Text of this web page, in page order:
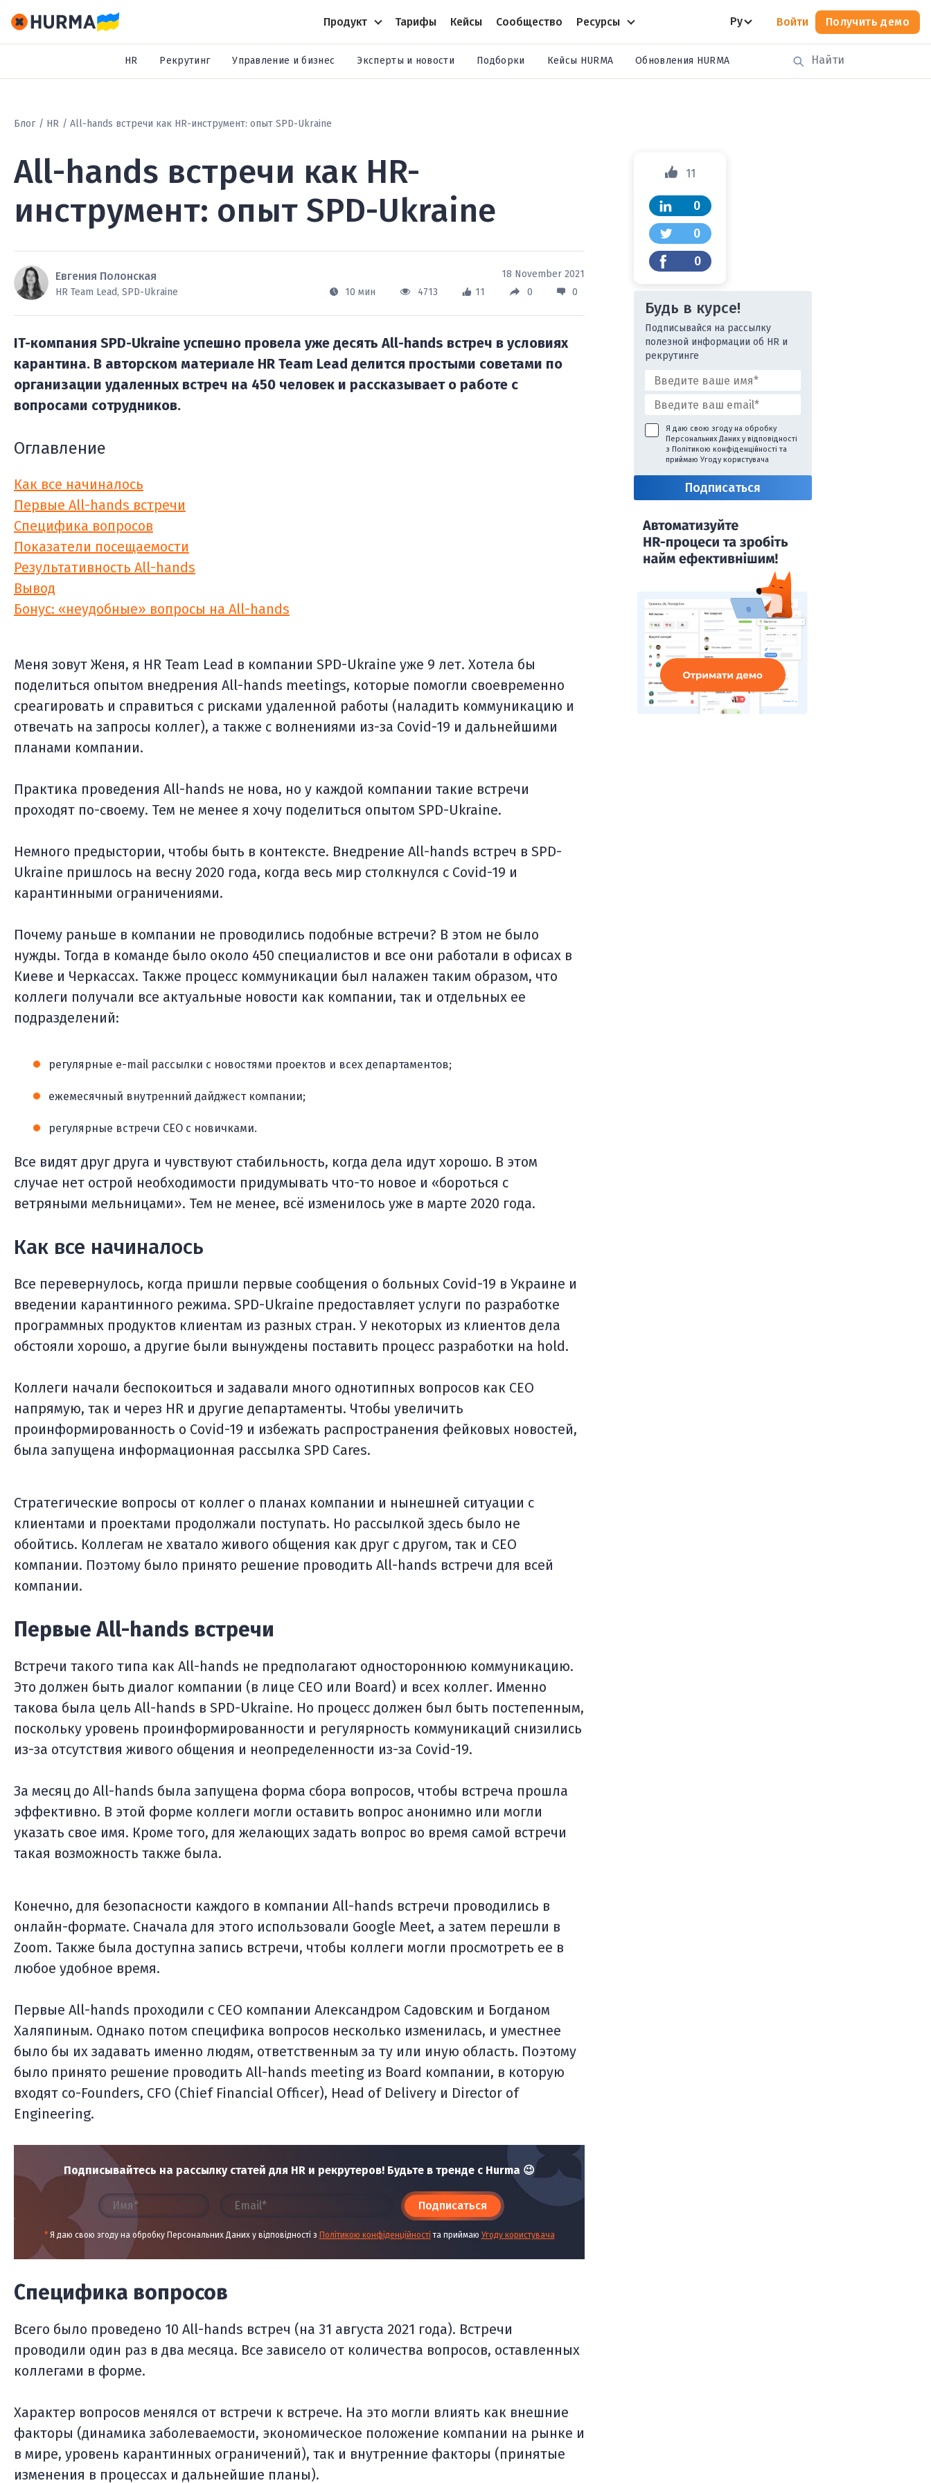
Продукт Тарифы Кейсы Сообщество Ресурсы Ру Войти Получить демо
HR Рекрутинг Управление и бизнес Эксперты и новости Подборки Кейсы HURMA Обновления HURMA
Блог HR All-hands встречи как HR-инструмент: опыт SPD-Ukraine
All-hands встречи как HR-
инструмент: опыт SPD-Ukraine
Евгения Полонская
HR Team Lead, SPD-Ukraine
18 November 2021
10 мин
4713 11 0 0
IT-компания SPD-Ukraine успешно провела уже десять All-hands встреч в условиях
карантина. В авторском материале HR Team Lead делится простыми советами по
организации удаленных встреч на 450 человек и рассказывает о работе с
вопросами сотрудников.
Оглавление
Как все начиналось
Первые All-hands встречи
Специфика вопросов
Показатели посещаемости
Результативность All-hands
Вывод
Бонус: «неудобные» вопросы на All-hands
Меня зовут Женя, я HR Team Lead в компании SPD-Ukraine уже 9 лет. Хотела бы
поделиться опытом внедрения All-hands meetings, которые помогли своевременно
среагировать и справиться с рисками удаленной работы (наладить коммуникацию и
отвечать на запросы коллег), а также с волнениями из-за Covid-19 и дальнейшими
планами компании.
Практика проведения All-hands не нова, но у каждой компании такие встречи
проходят по-своему. Тем не менее я хочу поделиться опытом SPD-Ukraine.
Немного предыстории, чтобы быть в контексте. Внедрение All-hands встреч в SPD-
Ukraine пришлось на весну 2020 года, когда весь мир столкнулся с Covid-19 и
карантинными ограничениями.
Почему раньше в компании не проводились подобные встречи? В этом не было
нужды. Тогда в команде было около 450 специалистов и все они работали в офисах в
Киеве и Черкассах. Также процесс коммуникации был налажен таким образом, что
коллеги получали все актуальные новости как компании, так и отдельных ее
подразделений:
регулярные e-mail рассылки с новостями проектов и всех департаментов;
ежемесячный внутренний дайджест компании;
регулярные встречи CEO с новичками.
Все видят друг друга и чувствуют стабильность, когда дела идут хорошо. В этом
случае нет острой необходимости придумывать что-то новое и «бороться с
ветряными мельницами». Тем не менее, всё изменилось уже в марте 2020 года.
Как все начиналось
Все перевернулось, когда пришли первые сообщения о больных Covid-19 в Украине и
введении карантинного режима. SPD-Ukraine предоставляет услуги по разработке
программных продуктов клиентам из разных стран. У некоторых из клиентов дела
обстояли хорошо, а другие были вынуждены поставить процесс разработки на hold.
Коллеги начали беспокоиться и задавали много однотипных вопросов как CEO
напрямую, так и через HR и другие департаменты. Чтобы увеличить
проинформированность о Covid-19 и избежать распространения фейковых новостей,
была запущена информационная рассылка SPD Cares.
Стратегические вопросы от коллег о планах компании и нынешней ситуации с
клиентами и проектами продолжали поступать. Но рассылкой здесь было не
обойтись. Коллегам не хватало живого общения как друг с другом, так и CEO
компании. Поэтому было принято решение проводить All-hands встречи для всей
компании.
Первые All-hands встречи
Встречи такого типа как All-hands не предполагают одностороннюю коммуникацию.
Это должен быть диалог компании (в лице CEO или Board) и всех коллег. Именно
такова была цель All-hands в SPD-Ukraine. Но процесс должен был быть постепенным,
поскольку уровень проинформированности и регулярность коммуникаций снизились
из-за отсутствия живого общения и неопределенности из-за Covid-19.
За месяц до All-hands была запущена форма сбора вопросов, чтобы встреча прошла
эффективно. В этой форме коллеги могли оставить вопрос анонимно или могли
указать свое имя. Кроме того, для желающих задать вопрос во время самой встречи
такая возможность также была.
Конечно, для безопасности каждого в компании All-hands встречи проводились в
онлайн-формате. Сначала для этого использовали Google Meet, а затем перешли в
Zoom. Также была доступна запись встречи, чтобы коллеги могли просмотреть ее в
любое удобное время.
Первые All-hands проходили с CEO компании Александром Садовским и Богданом
Халяпиным. Однако потом специфика вопросов несколько изменилась, и уместнее
было бы их задавать именно людям, ответственным за ту или иную область. Поэтому
было принято решение проводить All-hands meeting из Board компании, в которую
входят co-Founders, CFO (Chief Financial Officer), Head of Delivery и Director of
Engineering.
Подписывайтесь на рассылку статей для HR и рекрутеров! Будьте в тренде с Hurma 😉
Подписаться
* Я даю свою згоду на обробку Персональних Даних у відповідності з Політикою конфіденційності та приймаю Угоду користувача
Специфика вопросов
Всего было проведено 10 All-hands встреч (на 31 августа 2021 года). Встречи
проводили один раз в два месяца. Все зависело от количества вопросов, оставленных
коллегами в форме.
Характер вопросов менялся от встречи к встрече. На это могли влиять как внешние
факторы (динамика заболеваемости, экономическое положение компании на рынке и
в мире, уровень карантинных ограничений), так и внутренние факторы (принятые
изменения в процессах и дальнейшие планы).
11
0
0
0
Будь в курсе!
Подписывайся на рассылку
полезной информации об HR и
рекрутинге
Я даю свою згоду на обробку
Персональних Даних у відповідності
з Політикою конфіденційності та
приймаю Угоду користувача